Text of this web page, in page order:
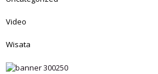
Video
Wisata